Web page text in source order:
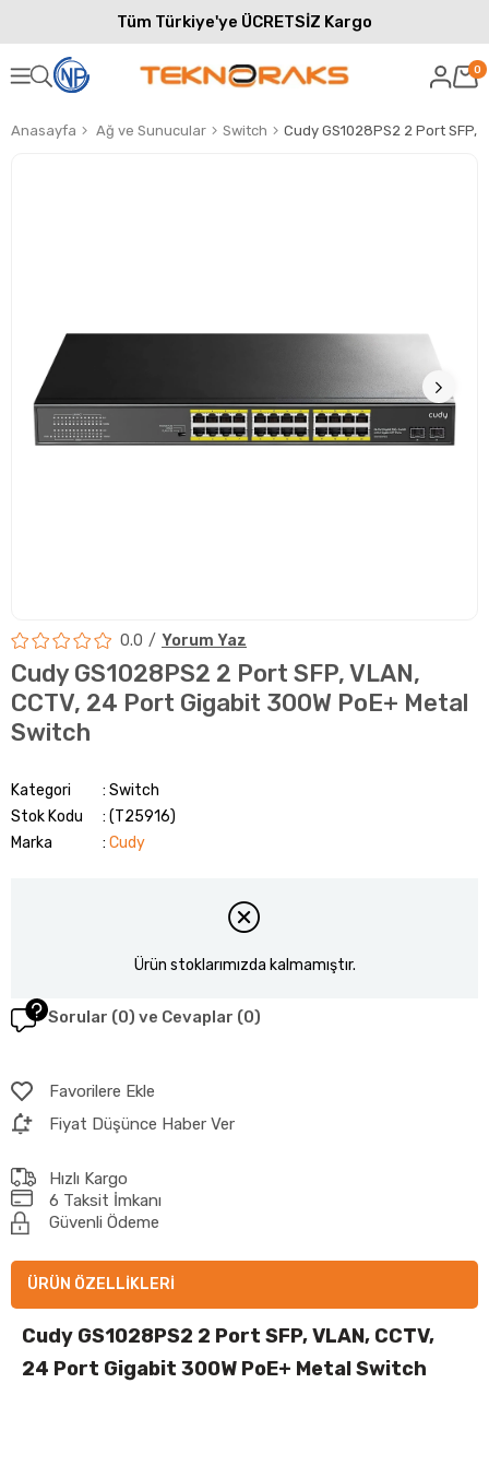
Tüm Türkiye'ye ÜCRETSİZ Kargo
0
Anasayfa Ağ ve Sunucular Switch
0.0 Yorum Yaz
Cudy GS1028PS2 2 Port SFP, VLAN,
CCTV, 24 Port Gigabit 300W PoE+ Metal
Switch
Kategori
Switch
Stok Kodu
(T25916)
Marka
: Cudy
Ürün stoklarımızda kalmamıştır.
Sorular (0) ve Cevaplar (0)
Favorilere Ekle
Fiyat Düşünce Haber Ver
Hızlı Kargo
6 Taksit İmkanı
Güvenli Ödeme
ÜRÜN ÖZELLIKLERI
Cudy GS1028PS2 2 Port SFP, VLAN, CCTV,
24 Port Gigabit 300W PoE+ Metal Switch